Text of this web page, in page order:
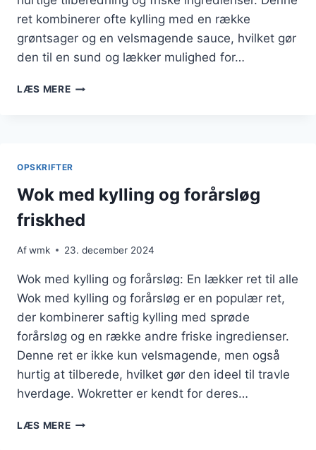
ret kombinerer ofte kylling med en række
grøntsager og en velsmagende sauce, hvilket gør
den til en sund og lækker mulighed for…
LÆS MEREWOK
OPSKRIFTER
Wok med kylling og forårsløg
friskhed
Afwmk 23. december 2024
Wok med kylling og forårsløg: En lækker ret til alle
Wok med kylling og forårsløg er en populær ret,
der kombinerer saftig kylling med sprøde
forårsløg og en række andre friske ingredienser.
Denne ret er ikke kun velsmagende, men også
hurtig at tilberede, hvilket gør den ideel til travle
hverdage. Wokretter er kendt for deres…
LÆS MEREWOK